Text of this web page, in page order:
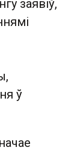
заявіў,
ў